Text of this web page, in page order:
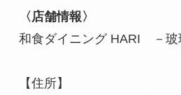
〈店舗情報〉
和食ダイニング HARI　－玻
【住所】